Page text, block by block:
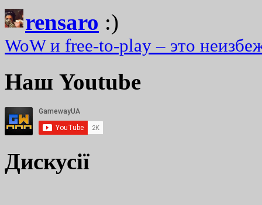
rensaro :)
WoW и free-to-play – это
Наш Youtube
Дискусії